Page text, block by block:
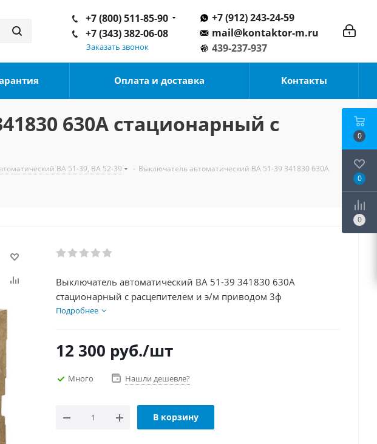
+7 (912) 243-24-59
mail@kontaktor-m.ru
439-237-937
+7 (800) 511-85-90
+7 (343) 382-06-08
Заказать звонок
Оплата и доставка Контакты
630А стационарный с
ВА 51-39, ВА 52-39 - Выключатель автоматический ВА 51-39 341830 630А
Выключатель автоматический ВА 51-39 341830 630А
стационарный с расцепителем и э/м приводом 3ф
Подробнее
12 300 руб./шт
Много Нашли дешевле?
В корзину
0
0
0